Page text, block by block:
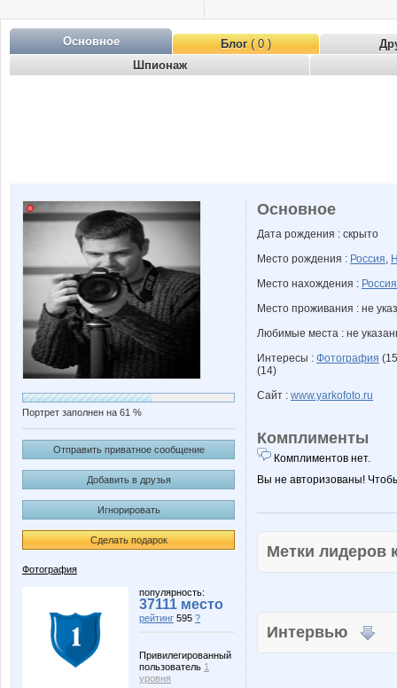
Основное Блог( 0 )
Шпионаж
Портрет заполнен на 61 %
Отправить приватное сообщение
Добавить в друзья
Игнорировать
Сделать подарок
Фотография
популярность:
37111 место
рейтинг 595 ?
Привилегированный
пользователь 1
уровня
Основное
Дата рождения : скрыто
Место рождения : Россия,
Место нахождения : Россия
Место проживания : не
Любимые места : не
Интересы : Фотография
(14)
Сайт : www.yarkofoto.ru
Комплименты
Комплиментов нет.
Вы не авторизованы!
Метки
Интервью